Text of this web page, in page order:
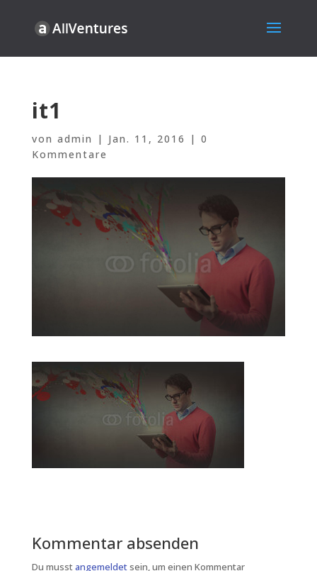
it1
von admin | Jan. 11, 2016 | 0
Kommentare
Kommentar absenden
Du musstangemeldetsein, um einen Kommentar